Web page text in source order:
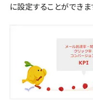
に設定することができま